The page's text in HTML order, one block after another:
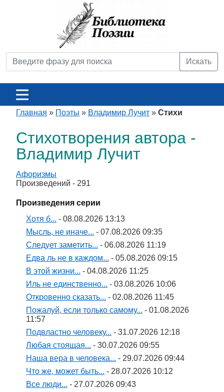
Искать
Главная » Поэты » Владимир Лучит » Стихи
Стихотворения автора -
Владимир Лучит
Афоризмы
Произведений - 291
Произведения серии
Хотя б... - 08.08.2026 13:13
Мысль, не иначе... - 07.08.2026 09:35
Следует заметить... - 06.08.2026 11:19
Едва ль не в каждом... - 05.08.2026 09:15
В этой жизни... - 04.08.2026 11:25
Иль не единственно... - 03.08.2026 10:06
Откровенно сказать... - 02.08.2026 11:45
Пожалуй, если только самому... - 01.08.2026
11:57
Подвластно человеку... - 31.07.2026 12:18
Любая стоящая... - 30.07.2026 09:55
Наша вера в человека... - 29.07.2026 09:44
Что же, может быть... - 28.07.2026 10:12
Все люди... - 27.07.2026 09:43